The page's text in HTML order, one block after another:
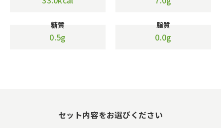
糖質
0.5g
脂質
0.0g
セット内容をお選びください